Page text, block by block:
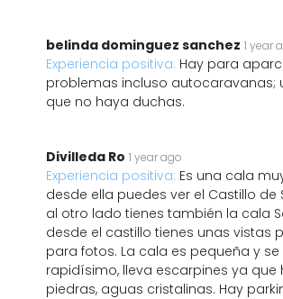
belinda dominguez sanchez 1 year
Experiencia positiva: Hay para
problemas incluso autocaravanas;
que no haya duchas.
Divilleda Ro 1 year ago
Experiencia positiva: Es una cala
desde ella puedes ver el Castillo de
al otro lado tienes también la cala
desde el castillo tienes unas vistas
para fotos. La cala es pequeña y se
rapidísimo, lleva escarpines ya que
piedras, aguas cristalinas. Hay